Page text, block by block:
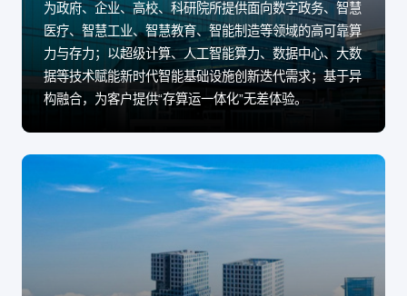
为政府、企业、高校、科研院所提供面向数字政务、智慧
医疗、智慧工业、智慧教育、智能制造等领域的高可靠算
力与存力；以超级计算、人工智能算力、数据中心、大数
据等技术赋能新时代智能基础设施创新迭代需求；基于异
构融合，为客户提供“存算运一体化”无差体验。